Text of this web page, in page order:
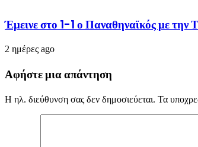
Έμεινε στο 1-1 ο Παναθηναϊκός με
2 ημέρες ago
Αφήστε μια απάντηση
Η ηλ. διεύθυνση σας δεν δημοσιεύεται. Τα